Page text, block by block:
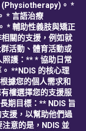
(Physiotherapy)。 *
* 言語治療
* 輔助性義肢與矯正
關的支援，例如就
活動、體育活動或
護：** * 協助日常
**NDIS 的核心理
據您的個人需求和
權選擇您的支援服
期目標：** NDIS 旨
援，以幫助他們過
意的是，NDIS 並